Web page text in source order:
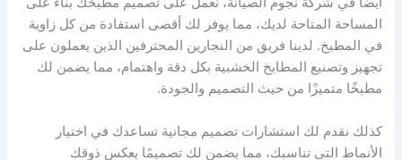
المساحة المتاحة لديك، مما يوفر لك أقصى استفادة من كل زاوية
في المطبخ. لدينا فريق من النجارين المحترفين الذين يعملون على
تجهيز وتصنيع المطابخ الخشبية بكل دقة واهتمام، مما يضمن لك
مطبخًا متميزًا من حيث التصميم والجودة.
كذلك نقدم لك استشارات تصميم مجانية تساعدك في اختيار
الأنماط التي تناسبك، مما يضمن لك تصميمًا يعكس ذوقك